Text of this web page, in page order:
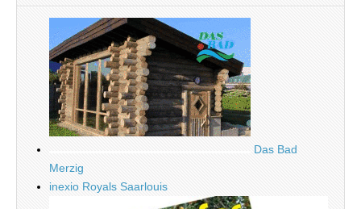
Das Bad
Merzig
inexio Royals Saarlouis